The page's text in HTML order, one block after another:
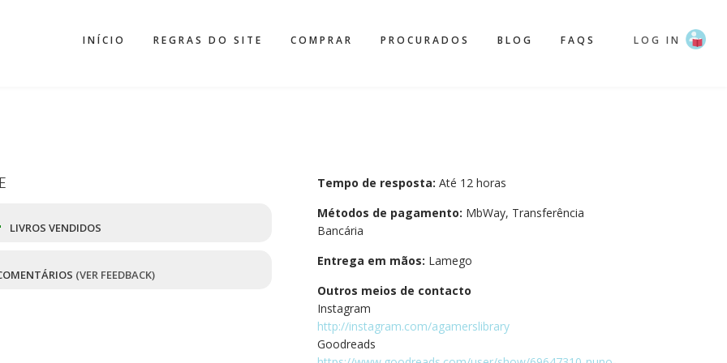
INÍCIO REGRAS DO SITE COMPRAR PROCURADOS BLOG FAQS LOG IN
LIVROS VENDIDOS
(VER FEEDBACK)
Tempo de resposta: Até 12 horas
Métodos de pagamento: MbWay, Transferência
Bancária
Entrega em mãos: Lamego
Outros meios de contacto
Instagram
http://instagram.com/agamerslibrary
Goodreads